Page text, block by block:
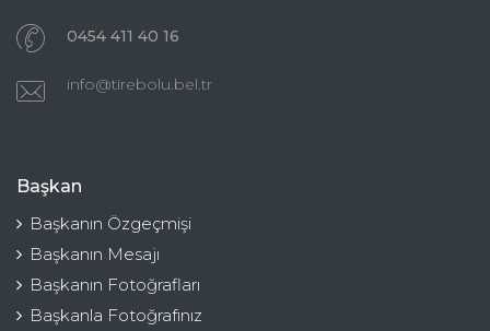
0454 411 40 16
info@tirebolu.bel.tr
Başkan
Başkanın Özgeçmişi
Başkanın Mesajı
Başkanın Fotoğrafları
Başkanla Fotoğrafınız